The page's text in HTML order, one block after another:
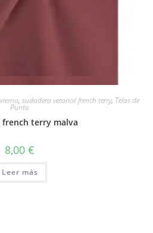
, sudadera verano/ french terry, Telas de
Punto
french terry malva
8,00 €
Leer más